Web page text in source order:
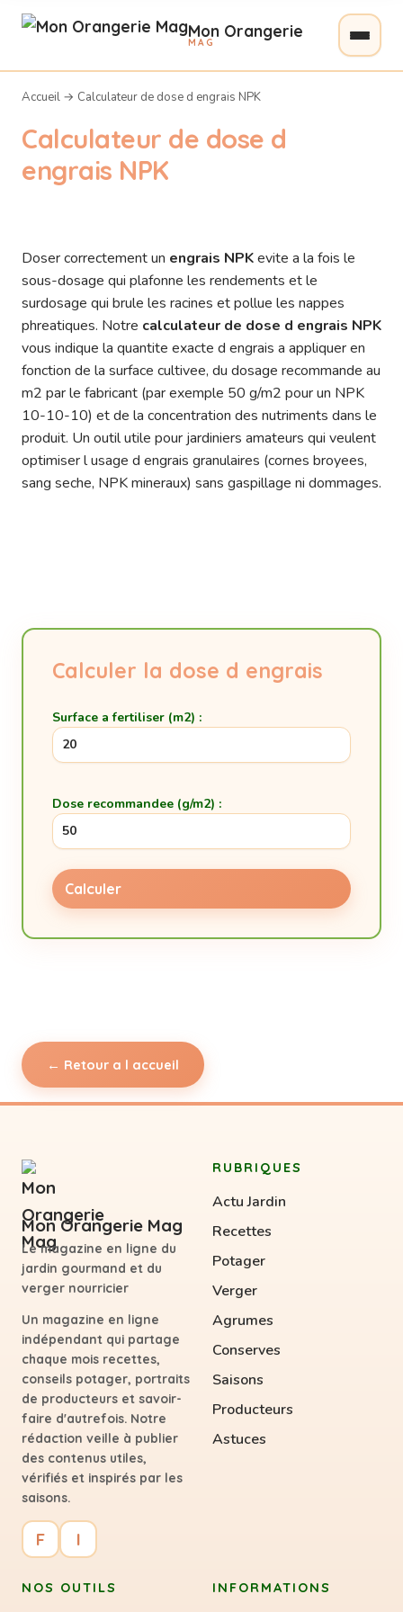
Mon Orangerie
MAG
Accueil → Calculateur de dose d engrais NPK
Calculateur de dose d
engrais NPK
Doser correctement un engrais NPKevite a la fois le
sous-dosage qui plafonne les rendements et le
surdosage qui brule les racines et pollue les nappes
phreatiques. Notre calculateur de dose d engrais NPK
vous indique la quantite exacte d engrais a appliquer en
fonction de la surface cultivee, du dosage recommande au
m2 par le fabricant (par exemple 50 g/m2 pour un NPK
10-10-10) et de la concentration des nutriments dans le
produit. Un outil utile pour jardiniers amateurs qui veulent
optimiser l usage d engrais granulaires (cornes broyees,
sang seche, NPK mineraux) sans gaspillage ni dommages.
Calculer la dose d engrais
Surface a fertiliser (m2) :
Dose recommandee (g/m2) :
Calculer
← Retour a l accueil
Mon Orangerie Mag
Le magazine en ligne du
jardin gourmand et du
verger nourricier
Un magazine en ligne
indépendant qui partage
chaque mois recettes,
conseils potager, portraits
de producteurs et savoir-
faire d'autrefois. Notre
rédaction veille à publier
des contenus utiles,
vérifiés et inspirés par les
saisons.
F I
RUBRIQUES
Actu Jardin
Recettes
Potager
Verger
Agrumes
Conserves
Saisons
Producteurs
Astuces
NOS OUTILS INFORMATIONS